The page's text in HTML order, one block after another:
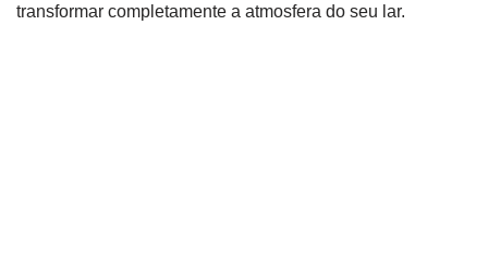
transformar completamente a atmosfera do seu lar.